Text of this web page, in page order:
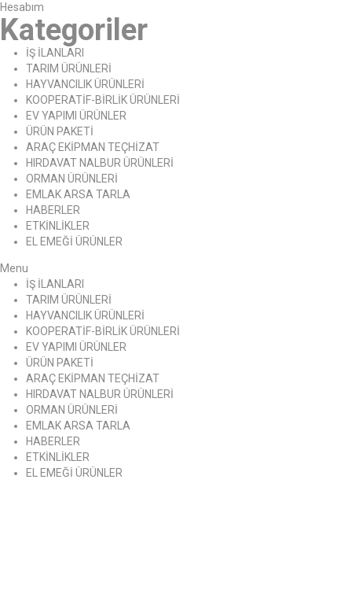
Hesabım
Kategoriler
İŞ İLANLARI
TARIM ÜRÜNLERİ
HAYVANCILIK ÜRÜNLERİ
KOOPERATİF-BİRLİK ÜRÜNLERİ
EV YAPIMI ÜRÜNLER
ÜRÜN PAKETİ
ARAÇ EKİPMAN TEÇHİZAT
HIRDAVAT NALBUR ÜRÜNLERİ
ORMAN ÜRÜNLERİ
EMLAK ARSA TARLA
HABERLER
ETKİNLİKLER
EL EMEĞİ ÜRÜNLER
Menu
İŞ İLANLARI
TARIM ÜRÜNLERİ
HAYVANCILIK ÜRÜNLERİ
KOOPERATİF-BİRLİK ÜRÜNLERİ
EV YAPIMI ÜRÜNLER
ÜRÜN PAKETİ
ARAÇ EKİPMAN TEÇHİZAT
HIRDAVAT NALBUR ÜRÜNLERİ
ORMAN ÜRÜNLERİ
EMLAK ARSA TARLA
HABERLER
ETKİNLİKLER
EL EMEĞİ ÜRÜNLER